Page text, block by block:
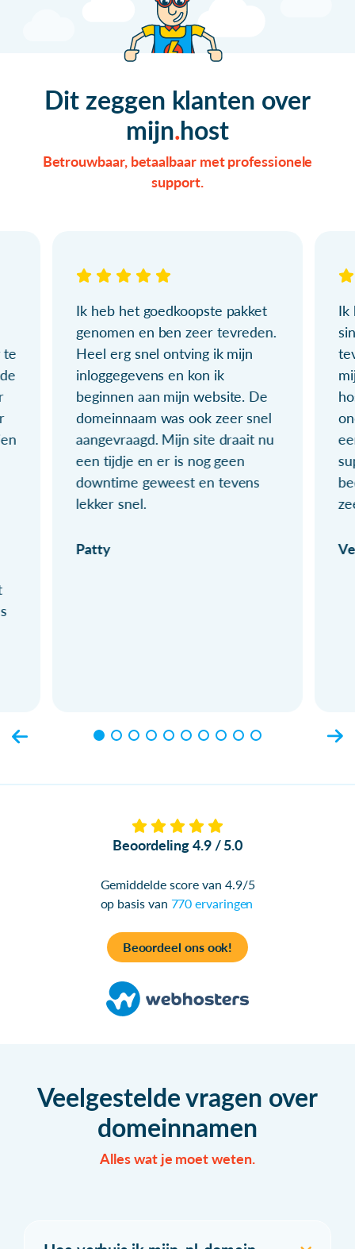
Dit zeggen klanten over
mijn host
Betrouwbaar, betaalbaar met professionele
support.
te
Ik heb het goedkoopste pakket
genomen en ben zeer tevreden.
Heel erg snel ontving ik mijn
inloggegevens en kon ik
beginnen aan mijn website. De
domeinnaam was ook zeer snel
aangevraagd. Mijn site draait nu
een tijdje en er is nog geen
downtime geweest en tevens
lekker snel.
Patty
Ik
Beoordeling 4.9 / 5.0
Gemiddelde score van 4.9/5
op basis van 770 ervaringen
Beoordeel ons ook!
Veelgestelde vragen over
domeinnamen
Alles wat je moet weten.